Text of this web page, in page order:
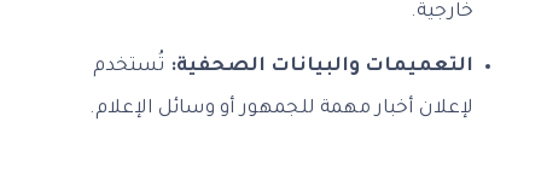
خارجية.
التعميمات والبيانات الصحفية: تُستخدم
لإعلان أخبار مهمة للجمهور أو وسائل الإعلام.